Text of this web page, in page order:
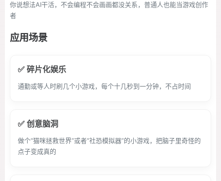
你说想法AI干活，不会编程不会画画都没关系，普通人也能当游戏创作
者
应用场景
✅ 碎片化娱乐
通勤或等人时刷几个小游戏，每个十几秒到一分钟，不占时间
✅ 创意脑洞
做个“猫咪拯救世界”或者“社恐模拟器”的小游戏，把脑子里奇怪的
点子变成真的